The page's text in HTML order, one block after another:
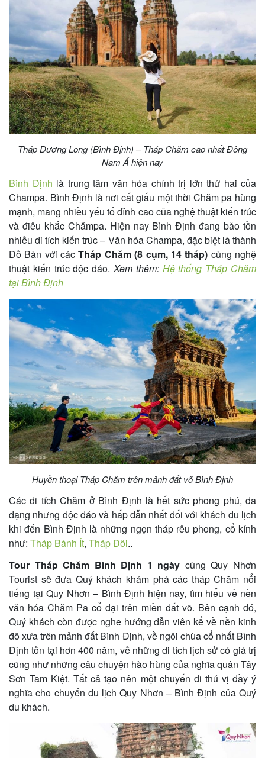
Tuyển
dụng
Liên
hệ
Tháp Dương Long (Bình Định) – Tháp Chăm cao nhất Đông
Nam Á hiện nay
Bình Định là trung tâm văn hóa chính trị lớn thứ hai của
Champa. Bình Định là nơi cất giấu một thời Chăm pa hùng
mạnh, mang nhiều yếu tố đỉnh cao của nghệ thuật kiến trúc
và điêu khắc Chămpa. Hiện nay Bình Định đang bảo tồn
nhiều di tích kiến trúc – Văn hóa Champa, đặc biệt là thành
Đồ Bàn với cácTháp Chăm (8 cụm, 14 tháp) cùng nghệ
thuật kiến trúc độc đáo.Xem thêm: Hệ thống Tháp Chăm
tại Bình Định
Huyền thoại Tháp Chăm trên mảnh đất võ Bình Định
Các di tích Chăm ở Bình Định là hết sức phong phú, đa
dạng nhưng độc đáo và hấp dẫn nhất đối với khách du lịch
khi đến Bình Định là những ngọn tháp rêu phong, cổ kính
như: Tháp Bánh Ít, Tháp Đôi..
Tour Tháp Chăm Bình Định 1 ngày cùng Quy Nhơn
Tourist sẽ đưa Quý khách khám phá các tháp Chăm nổi
tiếng tại Quy Nhơn – Bình Định hiện nay, tìm hiểu về nền
văn hóa Chăm Pa cổ đại trên miền đất võ. Bên cạnh đó,
Quý khách còn được nghe hướng dẫn viên kể về nền kinh
đô xưa trên mảnh đất Bình Định, về ngôi chùa cổ nhất Bình
Định tồn tại hơn 400 năm, về những di tích lịch sử có giá trị
cũng như những câu chuyện hào hùng của nghĩa quân Tây
Sơn Tam Kiệt. Tất cả tạo nên một chuyến đi thú vị đầy ý
nghĩa cho chuyến du lịch Quy Nhơn – Bình Định của Quý
du khách.